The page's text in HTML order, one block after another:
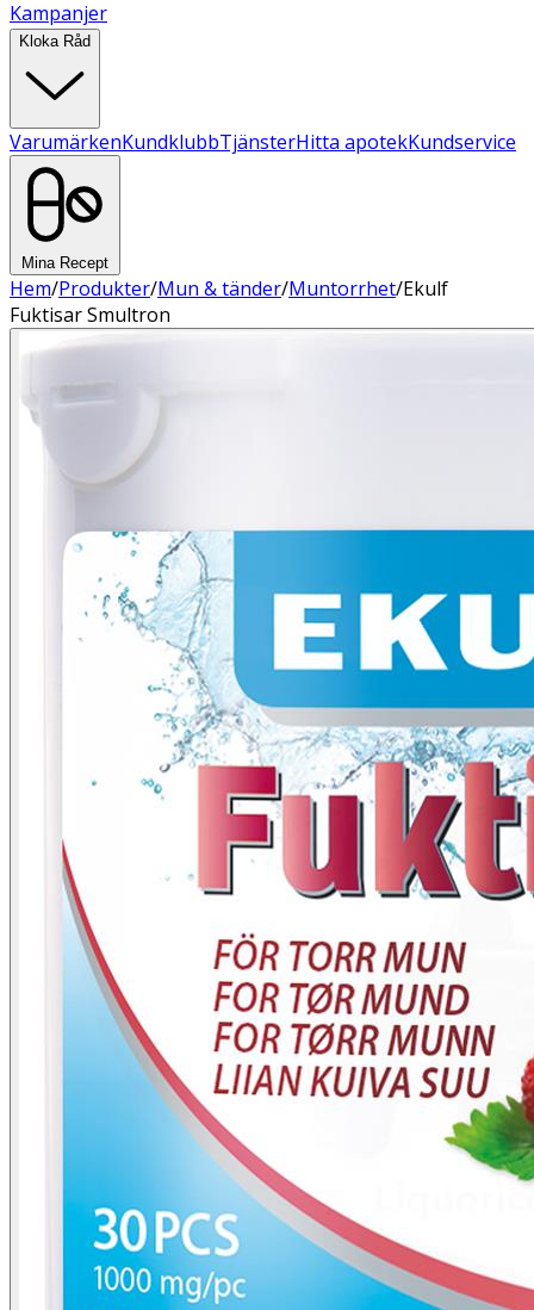
Kampanjer
Kloka Råd
VarumärkenKundklubbTjänsterHitta apotekKundservice
Mina Recept
Hem/Produkter/Mun & tänder/Muntorrhet/Ekulf
Fuktisar Smultron